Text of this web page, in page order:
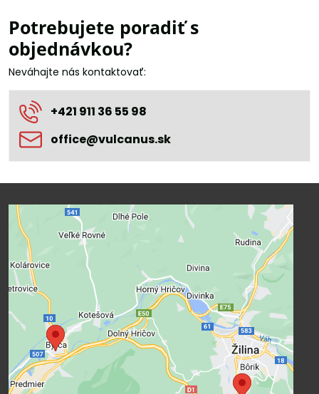
Potrebujete poradiť s
objednávkou?
Neváhajte nás kontaktovať:
+421 911 36 55 98
office​@vulcanus​.sk
Externí obsah je blokován Volbami
soukromí
Přejete si načíst externí obsah?
Povolit a zapamatovat - souhlas s
druhem cookie: Funkční